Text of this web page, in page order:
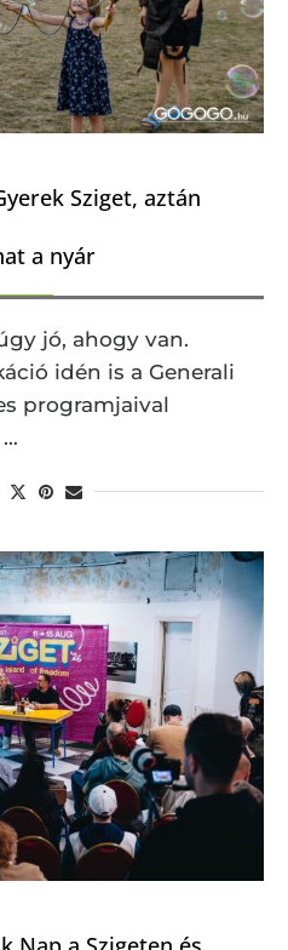
Sziget, aztán
a nyár
jó, ahogy van.
idén is a Generali
programjaival
…